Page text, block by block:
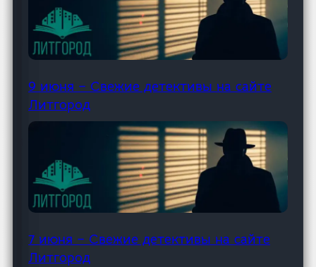
9 июня – Свежие детективы на сайте
Литгород
7 июня – Свежие детективы на сайте
Литгород